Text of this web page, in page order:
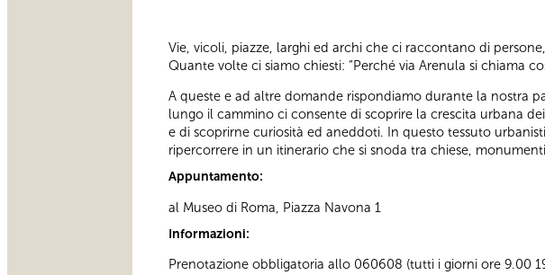
Vie, vicoli, piazze, larghi ed archi che ci raccontano di
Quante volte ci siamo chiesti: “Perché via Arenula si chiama
A queste e ad altre domande rispondiamo durante la nostra
lungo il cammino ci consente di scoprire la crescita urbana
e di scoprirne curiosità ed aneddoti. In questo tessuto
ripercorrere in un itinerario che si snoda tra chiese,
Appuntamento:
al Museo di Roma, Piazza Navona 1
Informazioni:
Prenotazione obbligatoria allo 060608 (tutti i giorni ore 9.00